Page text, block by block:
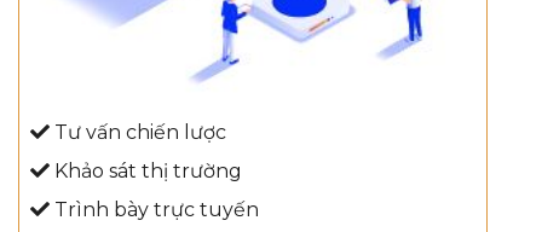
Tư vấn chiến lược
Khảo sát thị trường
Trình bày trực tuyến